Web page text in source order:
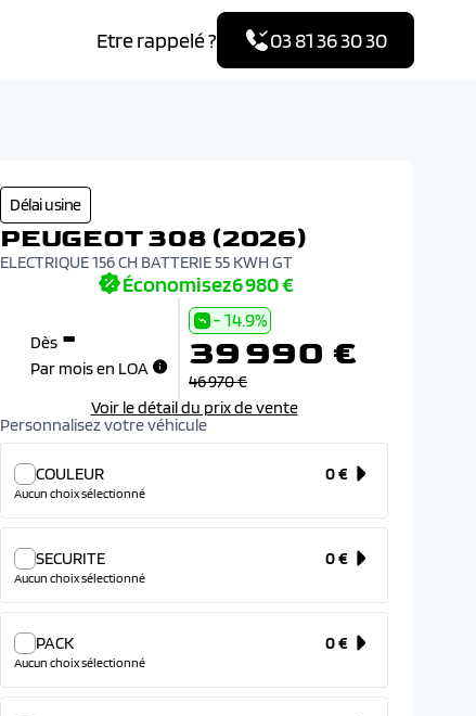
Etre rappelé ? 03 81 36 30 30
Délai usine
PEUGEOT 308 (2026)
ELECTRIQUE 156 CH BATTERIE 55 KWH GT
Économisez6 980 €
Dès -
Par mois en LOA
- 14.9%
39 990 €
46 970 €
Voir le détail du prix de vente
Personnalisez votre véhicule
COULEUR 0 €
Aucun choix sélectionné
SECURITE 0 €
Aucun choix sélectionné
PACK 0 €
Aucun choix sélectionné